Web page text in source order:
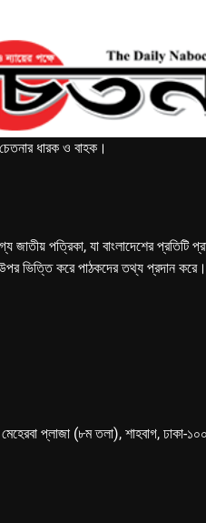
ধারক ও বাহক।
পত্রিকা, যা বাংলাদেশের প্রতিটি
ভিত্তি করে পাঠকদের তথ্য প্রদান করে।
প্লাজা (৮ম তলা), শাহবাগ, ঢাকা-